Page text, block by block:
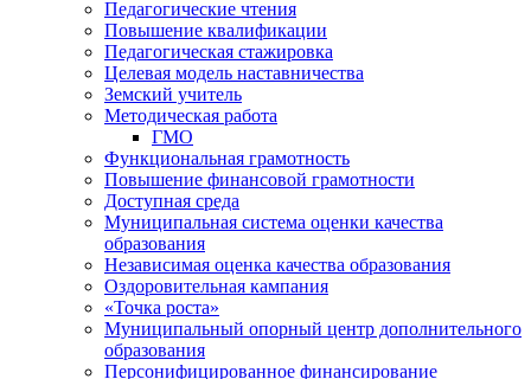
Педагогические чтения
Повышение квалификации
Педагогическая стажировка
Целевая модель наставничества
Земский учитель
Методическая работа
ГМО
Функциональная грамотность
Повышение финансовой грамотности
Доступная среда
Муниципальная система оценки качества
образования
Независимая оценка качества образования
Оздоровительная кампания
«Точка роста»
Муниципальный опорный центр дополнительного
образования
Персонифицированное финансирование